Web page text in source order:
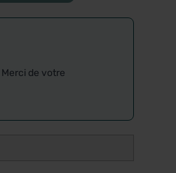
de votre